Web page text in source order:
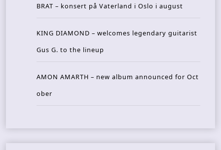
BRAT – konsert på Vaterland i Oslo i august
KING DIAMOND – welcomes legendary guitarist
Gus G. to the lineup
AMON AMARTH – new album announced for Oct
ober